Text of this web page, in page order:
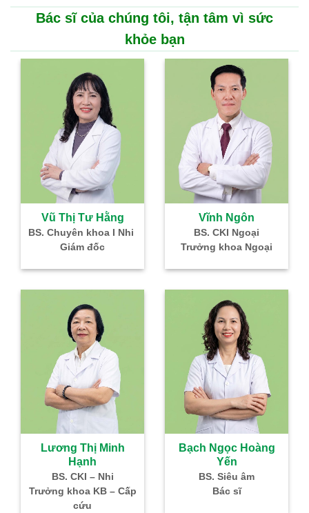
Bác sĩ của chúng tôi, tận tâm vì sức
khỏe bạn
Vũ Thị Tư Hằng
BS. Chuyên khoa I Nhi
Giám đốc
Vĩnh Ngôn
BS. CKI Ngoại
Trưởng khoa Ngoại
Lương Thị Minh
Hạnh
BS. CKI – Nhi
Trưởng khoa KB – Cấp
cứu
Bạch Ngọc Hoàng
Yến
BS. Siêu âm
Bác sĩ